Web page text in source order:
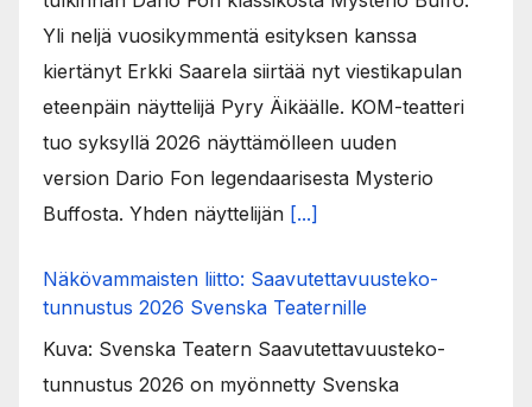
Yli neljä vuosikymmentä esityksen kanssa
kiertänyt Erkki Saarela siirtää nyt viestikapulan
eteenpäin näyttelijä Pyry Äikäälle. KOM-teatteri
tuo syksyllä 2026 näyttämölleen uuden
version Dario Fon legendaarisesta Mysterio
Buffosta. Yhden näyttelijän [...]
Näkövammaisten liitto: Saavutettavuusteko-
tunnustus 2026 Svenska Teaternille
Kuva: Svenska Teatern Saavutettavuusteko-
tunnustus 2026 on myönnetty Svenska